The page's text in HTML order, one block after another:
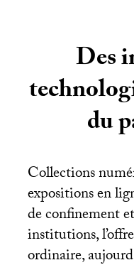
Des
du
Collections
expositions en
de confinement
institutions,
ordinaire,